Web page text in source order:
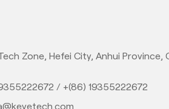
Inline
Zone, Hefei City, Anhui Province,
/ +(86) 19355222672